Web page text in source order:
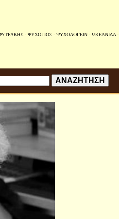
- ΨΥΧΟΓΙΟΣ- ΨΥΧΟΛΟΓΕΙΝ- ΩΚΕΑΝΙΔΑ-
ΑΝΑΖΗΤΗΣΗ